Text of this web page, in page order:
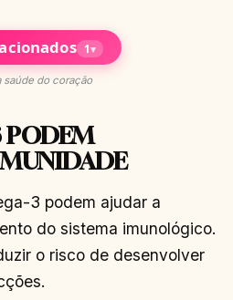
1▾
saúde do coração
PODEM
3 podem ajudar a
do sistema imunológico.
o risco de desenvolver